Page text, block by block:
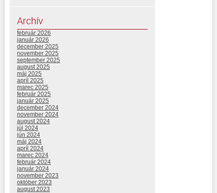
Archív
február 2026
január 2026
december 2025
november 2025
september 2025
august 2025
máj 2025
apríl 2025
marec 2025
február 2025
január 2025
december 2024
november 2024
august 2024
júl 2024
jún 2024
máj 2024
apríl 2024
marec 2024
február 2024
január 2024
november 2023
október 2023
august 2023